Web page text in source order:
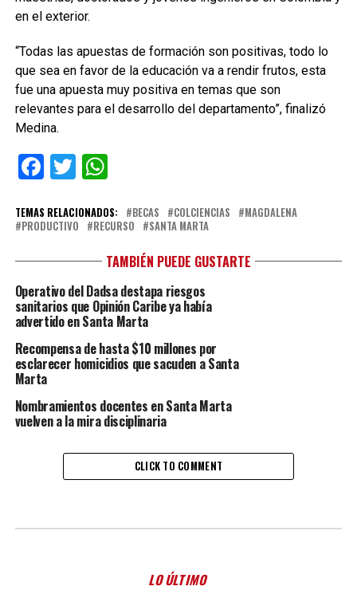
en el exterior.
“Todas las apuestas de formación son positivas, todo lo
que sea en favor de la educación va a rendir frutos, esta
fue una apuesta muy positiva en temas que son
relevantes para el desarrollo del departamento”, finalizó
Medina.
Facebook
TwitterWhatsApp
TEMAS RELACIONADOS: BECAS COLCIENCIAS
MAGDALENA
PRODUCTIVO
RECURSO SANTA MARTA
TAMBIÉN PUEDE GUSTARTE
Operativo del Dadsa destapa riesgos
sanitarios que Opinión Caribe ya había
advertido en Santa Marta
Recompensa de hasta $10 millones por
esclarecer homicidios que sacuden a Santa
Marta
Nombramientos docentes en Santa Marta
vuelven a la mira disciplinaria
CLICK TO COMMENT
LO ÚLTIMO